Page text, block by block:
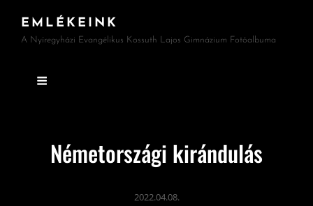
EMLÉKEINK
A Nyíregyházi Evangélikus Kossuth Lajos Gimnázium Fotóalbuma
Németországi kirándulás
2022.04.08.